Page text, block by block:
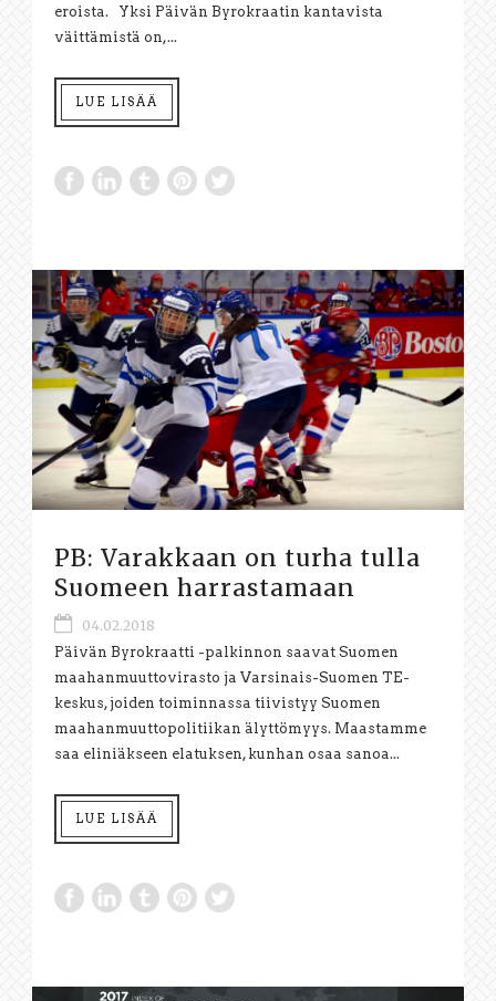
eroista. Yksi Päivän Byrokraatin kantavista
väittämistä on,...
LUE LISÄÄ
PB: Varakkaan on turha tulla
Suomeen harrastamaan
04.02.2018
Päivän Byrokraatti -palkinnon saavat Suomen
maahanmuuttovirasto ja Varsinais-Suomen TE-
keskus, joiden toiminnassa tiivistyy Suomen
maahanmuuttopolitiikan älyttömyys. Maastamme
saa eliniäkseen elatuksen, kunhan osaa sanoa...
LUE LISÄÄ